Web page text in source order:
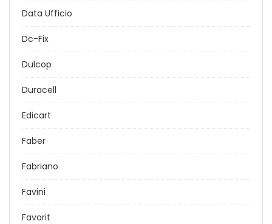
Data Ufficio
Dc-Fix
Dulcop
Duracell
Edicart
Faber
Fabriano
Favini
Favorit